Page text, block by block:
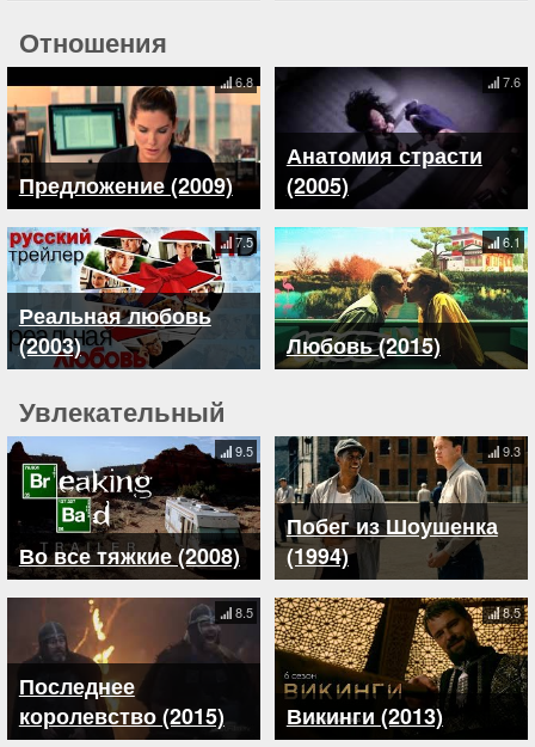
Отношения
Предложение (2009)
6.8
Анатомия страсти
(2005)
7.6
Реальная любовь
(2003)
7.5
Любовь (2015)
6.1
Увлекательный
Во все тяжкие (2008)
9.5
Побег из Шоушенка
(1994)
9.3
Последнее
королевство (2015)
8.5
Викинги (2013)
8.5